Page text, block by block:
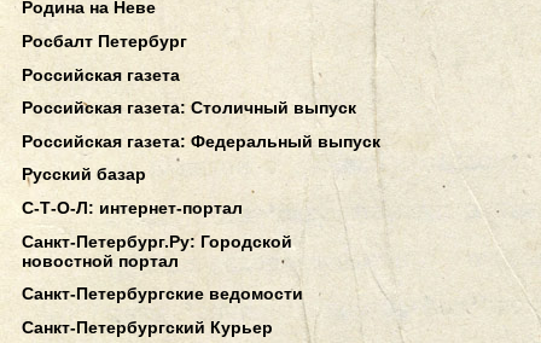
Родина на Неве
Росбалт Петербург
Российская газета
Российская газета: Столичный выпуск
Российская газета: Федеральный выпуск
Русский базар
С-Т-О-Л: интернет-портал
Санкт-Петербург.Ру: Городской
новостной портал
Санкт-Петербургские ведомости
Санкт-Петербургский Курьер